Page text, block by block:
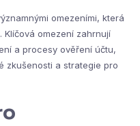
omezeními, která
Klíčová omezení zahrnují
a procesy ověření účtu,
zkušenosti a strategie pro